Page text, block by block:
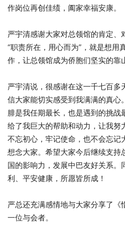
作岗位再创佳绩，阖家幸福安康。
严宇清感谢大家对总领馆的肯定、
“职责所在，用心而为”，就是想用
作，让总领馆成为侨胞们坚实的靠
严宇清说，很感谢在这一千七百多
信大家能切实感受到我满满的真心
腓是我任期最长，也是遇到的挑战
给了我巨大的帮助和动力，让我努
不忘初心，牢记使命，也不会忘记
想念大家。希望大家今后继续支持
国的影响力，发展中巴友好关系。
利、平安健康，所愿皆所成！
严总还充满感情地与大家分享了《
一位与会者。